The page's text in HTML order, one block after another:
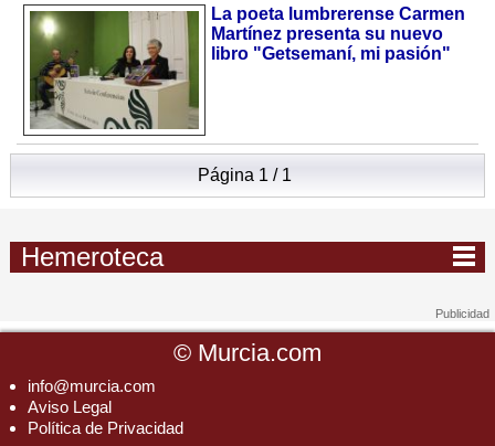
La poeta lumbrerense Carmen
Martínez presenta su nuevo
libro "Getsemaní, mi pasión"
Página 1 / 1
Hemeroteca
© Murcia.com
info@murcia.com
Aviso Legal
Política de Privacidad